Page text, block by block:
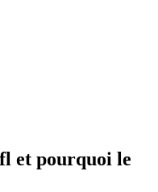
et pourquoi le